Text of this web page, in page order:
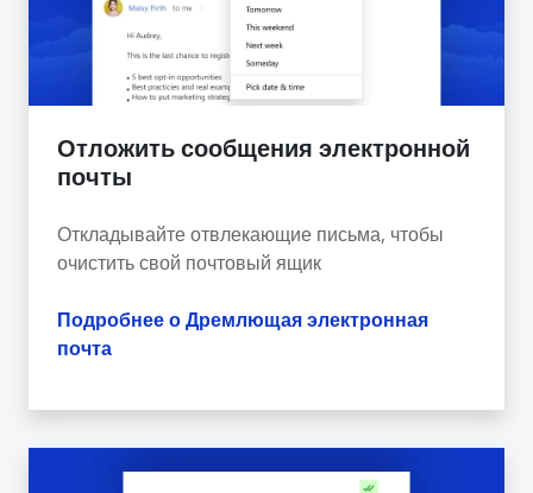
Отложить сообщения электронной
почты
Откладывайте отвлекающие письма, чтобы
очистить свой почтовый ящик
Подробнее о Дремлющая электронная
почта